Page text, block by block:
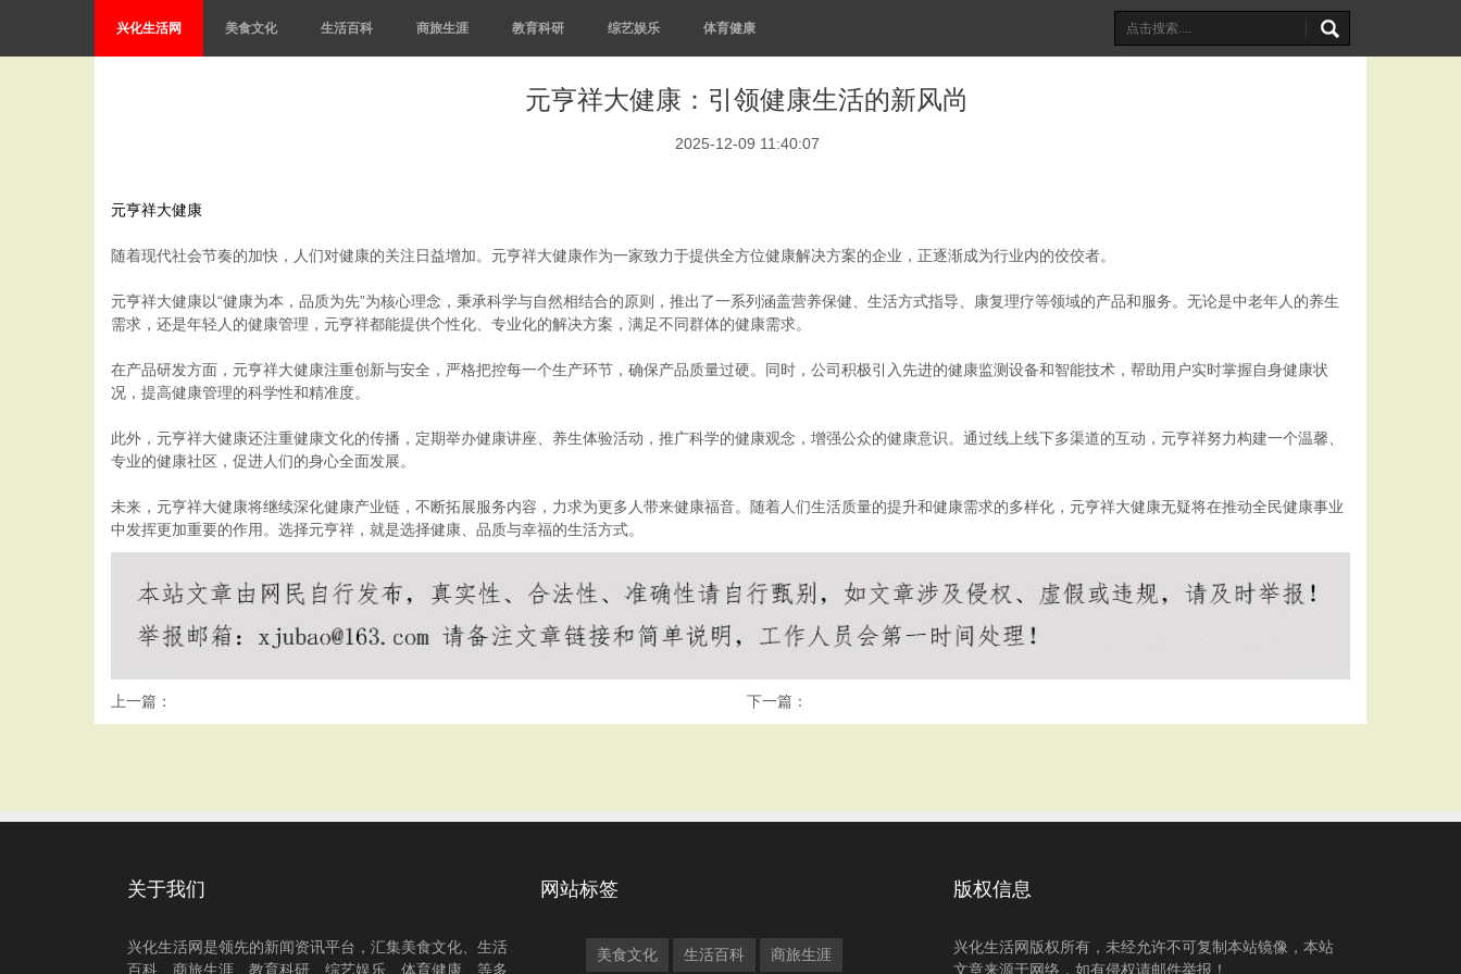
兴化生活网 美食文化 生活百科 商旅生涯 教育科研 综艺娱乐 体育健康
元亨祥大健康：引领健康生活的新风尚
2025-12-09 11:40:07
元亨祥大健康
随着现代社会节奏的加快，人们对健康的关注日益增加。元亨祥大健康作为一家致力于提供全方位健康解决方案的企业，正逐渐成为行业内的佼佼者。
元亨祥大健康以“健康为本，品质为先”为核心理念，秉承科学与自然相结合的原则，推出了一系列涵盖营养保健、生活方式指导、康复理疗等领域的产品和服务。无论是中老年人的养生
需求，还是年轻人的健康管理，元亨祥都能提供个性化、专业化的解决方案，满足不同群体的健康需求。
在产品研发方面，元亨祥大健康注重创新与安全，严格把控每一个生产环节，确保产品质量过硬。同时，公司积极引入先进的健康监测设备和智能技术，帮助用户实时掌握自身健康状
况，提高健康管理的科学性和精准度。
此外，元亨祥大健康还注重健康文化的传播，定期举办健康讲座、养生体验活动，推广科学的健康观念，增强公众的健康意识。通过线上线下多渠道的互动，元亨祥努力构建一个温馨、
专业的健康社区，促进人们的身心全面发展。
未来，元亨祥大健康将继续深化健康产业链，不断拓展服务内容，力求为更多人带来健康福音。随着人们生活质量的提升和健康需求的多样化，元亨祥大健康无疑将在推动全民健康事业
中发挥更加重要的作用。选择元亨祥，就是选择健康、品质与幸福的生活方式。
上一篇： 下一篇：
关于我们
兴化生活网是领先的新闻资讯平台，汇集美食文化、生活
百科、商旅生涯、教育科研、综艺娱乐、体育健康、等多
网站标签
美食文化 生活百科 商旅生涯
版权信息
兴化生活网版权所有，未经允许不可复制本站镜像，本站
文章来源于网络，如有侵权请邮件举报！